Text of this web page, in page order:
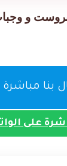
و
بنا مباشرة
على